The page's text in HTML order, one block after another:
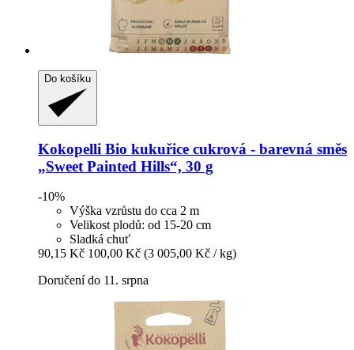
Do košíku
Kokopelli Bio kukuřice cukrová -​ barevná směs
„Sweet Painted Hills“, 30 g
-10%
Výška vzrůstu do cca 2 m
Velikost plodů: od 15-20 cm
Sladká chuť
90,15 Kč 100,00 Kč (3 005,00 Kč / kg)
Doručení do 11. srpna